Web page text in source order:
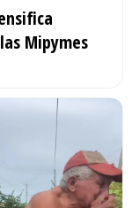
Mipymes